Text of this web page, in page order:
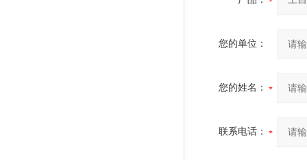
您的单位：
您的姓名：
联系电话：